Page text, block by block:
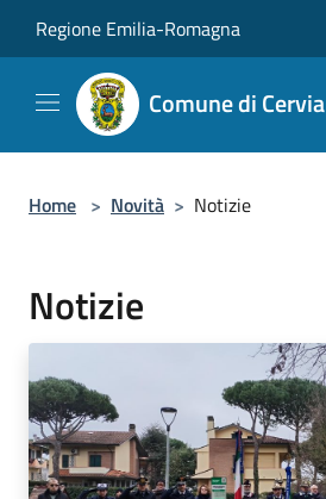
Regione Emilia-Romagna
Comune di Cervia
Home > Novità > Notizie
Notizie